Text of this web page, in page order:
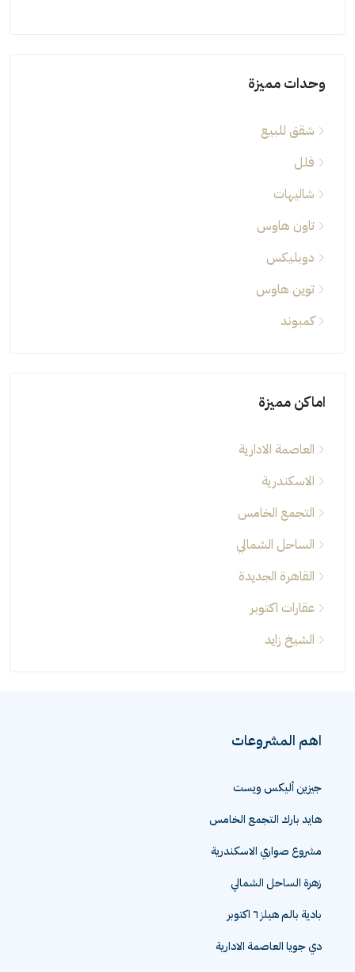
وحدات مميزة
شقق للبيع
فلل
شاليهات
تاون هاوس
دوبليكس
توين هاوس
كمبوند
اماكن مميزة
العاصمة الادارية
الاسكندرية
التجمع الخامس
الساحل الشمالي
القاهرة الجديدة
عقارات اكتوبر
الشيخ زايد
اهم المشروعات
جيزين أليكس ويست
هايد بارك التجمع الخامس
مشروع صواري الاسكندرية
زهرة الساحل الشمالي
بادية بالم هيلز ٦ اكتوبر
دي جويا العاصمة الادارية